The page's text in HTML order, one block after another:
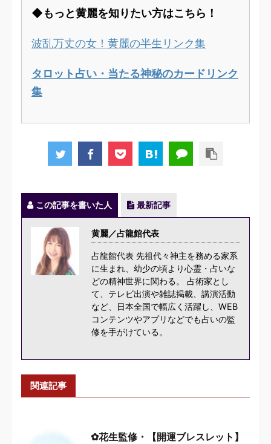
◆もっと黄麗を知りたい方はこちら！
波乱万丈の女！黄麗の半生リンク集
タロット占い・当たる神秘のカードリンク
集
この記事を書いた人 最新記事
黄麗／占龍館代表
占龍館代表 先祖代々神主を務める家系
に生まれ、幼少の頃より心霊・占いな
どの精神世界に関わる。 占術家とし
て、テレビ出演や雑誌掲載、講演活動
など、日本全国で幅広く活躍し、WEB
コンテンツやアプリなどでも占いの監
修を手がけている。
関連記事
✿花生監修・【開運ブレスレット】